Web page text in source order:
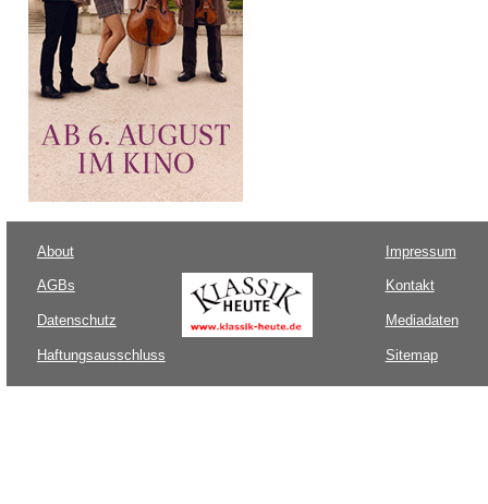
About
AGBs
Datenschutz
Haftungsausschluss
Impressum
Kontakt
Mediadaten
Sitemap